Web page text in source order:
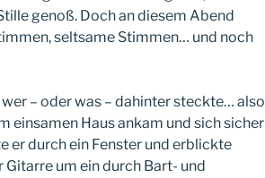
genoß. Doch an diesem Abend
seltsame Stimmen… und noch
– oder was – dahinter steckte… also
einsamen Haus ankam und sich sicher
er durch ein Fenster und erblickte
um ein durch Bart- und